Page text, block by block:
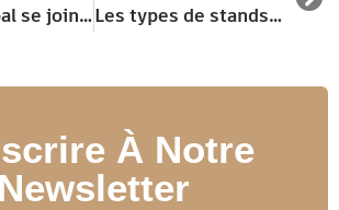
Iconik Global se joint à vous pour Ideobain 2024 Les types de stands 2/2 : focus sur les modulaires
À Notre
Newsletter